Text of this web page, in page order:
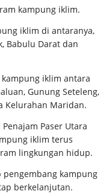
kampung iklim.
iklim di antaranya,
Babulu Darat dan
iklim antara
Gunung Seteleng,
Kelurahan Maridan.
Paser Utara
iklim terus
lingkungan hidup.
kampung
berkelanjutan.